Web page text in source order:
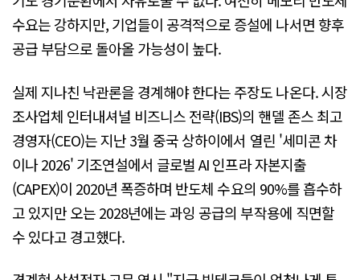
수요는 강하지만, 기업들이 공격적으로 증설에 나서면 향후
공급 부담으로 돌아올 가능성이 높다.
실제 지나친 낙관론을 경계해야 한다는 주장도 나온다. 시장
조사업체 인터내셔널 비즈니스 전략(IBS)의 핸델 존스 최고
경영자(CEO)는 지난 3월 중국 상하이에서 열린 '세미콘 차
이나 2026' 기조연설에서 글로벌 AI 인프라 자본지출
(CAPEX)이 2020년 폭증하며 반도체 수요의 90%를 흡수하
고 있지만 오는 2028년에는 과잉 공급의 부작용에 직면할
수 있다고 경고했다.